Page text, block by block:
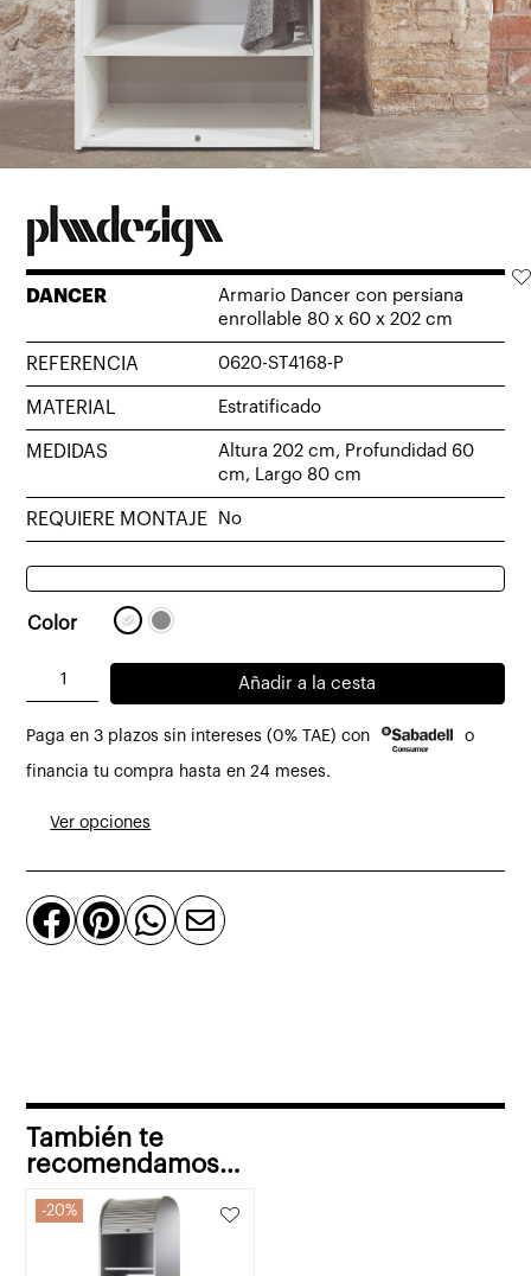
DANCER
Armario Dancer con persiana
enrollable 80 x 60 x 202 cm
REFERENCIA 0620-ST4168-P
MATERIAL Estratificado
MEDIDAS
Altura 202 cm, Profundidad 60
cm, Largo 80 cm
REQUIERE MONTAJE No
Color
Armario
con
persiana
x
60
x
Añadir a la cesta
Paga en 3 plazos sin intereses (0% TAE) con o
financia tu compra hasta en 24 meses.
Ver opciones
   
También te
recomendamos…
20%